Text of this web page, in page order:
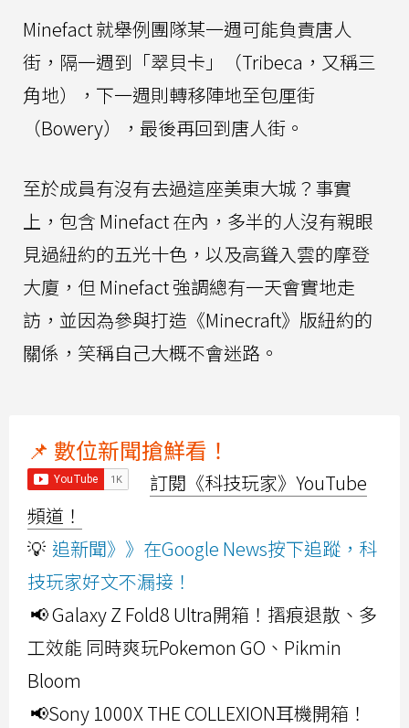
Minefact 就舉例團隊某一週可能負責唐人
街，隔一週到「翠貝卡」（Tribeca，又稱三
角地），下一週則轉移陣地至包厘街
（Bowery），最後再回到唐人街。
至於成員有沒有去過這座美東大城？事實
上，包含 Minefact 在內，多半的人沒有親眼
見過紐約的五光十色，以及高聳入雲的摩登
大廈，但 Minefact 強調總有一天會實地走
訪，並因為參與打造《Minecraft》版紐約的
關係，笑稱自己大概不會迷路。
📌 數位新聞搶鮮看！
訂閱《科技玩家》YouTube
頻道！
💡 追新聞》》在Google News按下追蹤，科
技玩家好文不漏接！
📢 Galaxy Z Fold8 Ultra開箱！摺痕退散、多
工效能 同時爽玩Pokemon GO、Pikmin
Bloom
📢Sony 1000X THE COLLEXION耳機開箱！